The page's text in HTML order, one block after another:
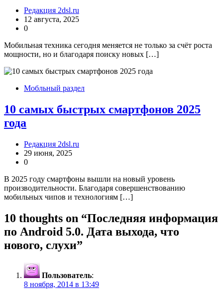
Редакция 2dsl.ru
12 августа, 2025
0
Мобильная техника сегодня меняется не только за счёт роста
мощности, но и благодаря поиску новых […]
Мобльный раздел
10 самых быстрых смартфонов 2025
года
Редакция 2dsl.ru
29 июня, 2025
0
В 2025 году смартфоны вышли на новый уровень
производительности. Благодаря совершенствованию
мобильных чипов и технологиям […]
10 thoughts on “Последняя информация
по Android 5.0. Дата выхода, что
нового, слухи”
Пользователь:
8 ноября, 2014 в 13:49